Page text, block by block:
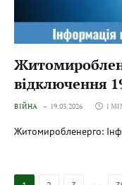
відключення
ВІЙНА 19.03.2026 1
Житомиробленерго: